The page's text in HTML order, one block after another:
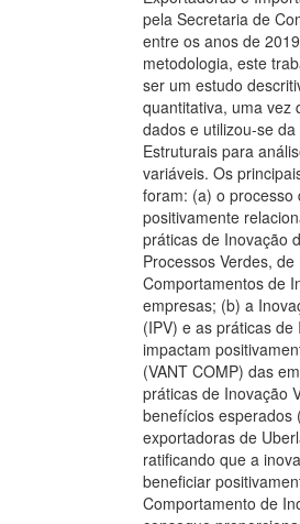
pela Secretaria de
entre os anos de
metodologia, este
ser um estudo
quantitativa, uma vez
dados e utilizou-se
Estruturais para
variáveis. Os
foram: (a) o processo
positivamente
práticas de Inovação
Processos Verdes,
Comportamentos de
empresas; (b) a
(IPV) e as práticas de
impactam
(VANT COMP) das
práticas de Inovação
benefícios esperados
exportadoras de
ratificando que a
beneficiar
Comportamento de